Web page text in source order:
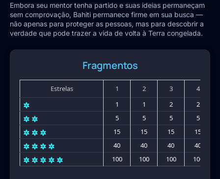
Embora seu mentor tenha partido e suas ideias permaneçam
sem comprovação, Bahiti permanece firme em sua busca —
não apenas para proteger as pessoas, mas para descobrir a
verdade que pode trazer a vida de volta à Terra congelada.
Fragmentos
Estrelas 1 2 3
4
1
1 2
2
5
5 5
5
15
15 15
15
40
40 40
40
100
100 100 100